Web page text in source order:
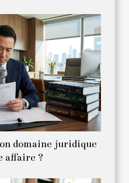
domaine juridique
affaire ?